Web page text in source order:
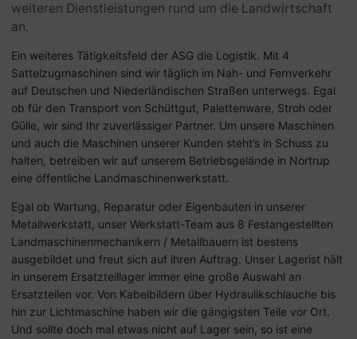
weiteren Dienstleistungen rund um die Landwirtschaft
an.
Ein weiteres Tätigkeitsfeld der ASG die Logistik. Mit 4
Sattelzugmaschinen sind wir täglich im Nah- und Fernverkehr
auf Deutschen und Niederländischen Straßen unterwegs. Egal
ob für den Transport von Schüttgut, Palettenware, Stroh oder
Gülle, wir sind Ihr zuverlässiger Partner. Um unsere Maschinen
und auch die Maschinen unserer Kunden steht’s in Schuss zu
halten, betreiben wir auf unserem Betriebsgelände in Nortrup
eine öffentliche Landmaschinenwerkstatt.
Egal ob Wartung, Reparatur oder Eigenbauten in unserer
Metallwerkstatt, unser Werkstatt-Team aus 8 Festangestellten
Landmaschinenmechanikern / Metallbauern ist bestens
ausgebildet und freut sich auf ihren Auftrag. Unser Lagerist hält
in unserem Ersatzteillager immer eine große Auswahl an
Ersatzteilen vor. Von Kabelbildern über Hydraulikschlauche bis
hin zur Lichtmaschine haben wir die gängigsten Teile vor Ort.
Und sollte doch mal etwas nicht auf Lager sein, so ist eine